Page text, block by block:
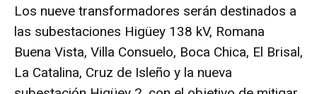
Los nueve transformadores serán destinados a
las subestaciones Higüey 138 kV, Romana
Buena Vista, Villa Consuelo, Boca Chica, El Brisal,
La Catalina, Cruz de Isleño y la nueva